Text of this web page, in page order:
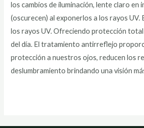
los cambios de iluminación, lente claro en
(oscurecen) al exponerlos a los rayos UV.
los rayos UV. Ofreciendo protección
del día. El tratamiento antirreflejo
protección a nuestros ojos, reducen los
deslumbramiento brindando una visión